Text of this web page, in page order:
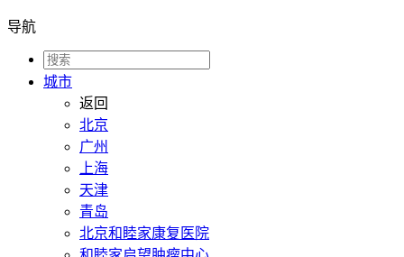
导航
城市
返回
北京
广州
上海
天津
青岛
北京和睦家康复医院